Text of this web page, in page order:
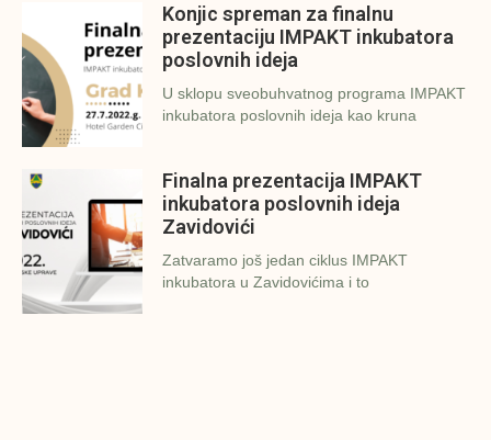
Konjic spreman za finalnu
prezentaciju IMPAKT inkubatora
poslovnih ideja
U sklopu sveobuhvatnog programa IMPAKT
inkubatora poslovnih ideja kao kruna
Finalna prezentacija IMPAKT
inkubatora poslovnih ideja
Zavidovići
Zatvaramo još jedan ciklus IMPAKT
inkubatora u Zavidovićima i to